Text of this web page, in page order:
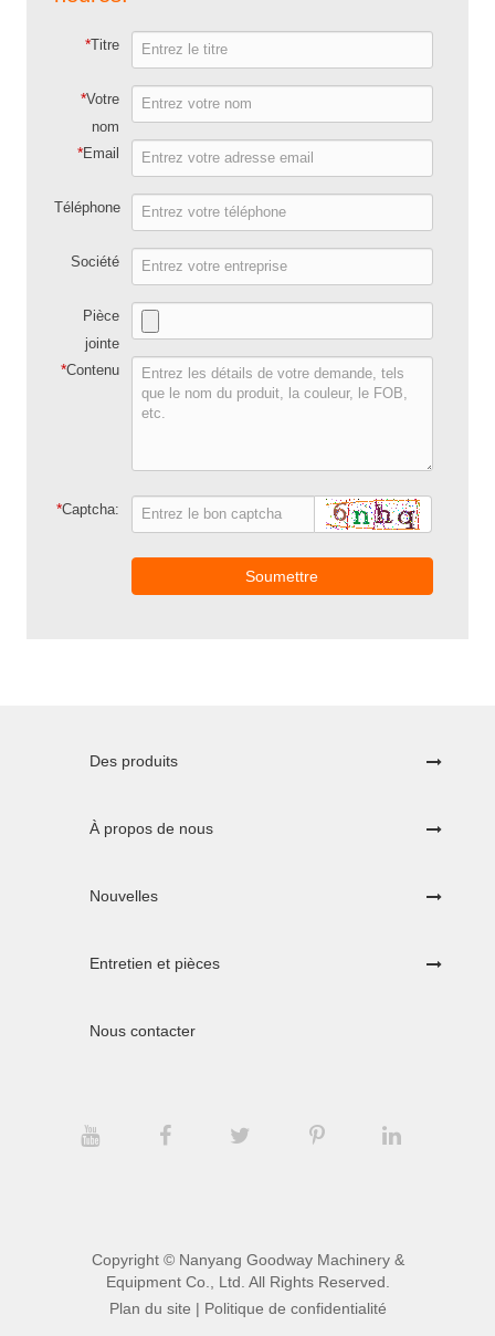
*Titre
*Votre
nom
*Email
Téléphone
Société
Pièce
jointe
*Contenu
*Captcha:
Soumettre
Des produits
À propos de nous
Nouvelles
Entretien et pièces
Nous contacter
Copyright © Nanyang Goodway Machinery &
Equipment Co., Ltd. All Rights Reserved.
Plan du site | Politique de confidentialité